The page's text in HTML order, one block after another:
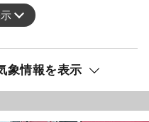
象情報を表示